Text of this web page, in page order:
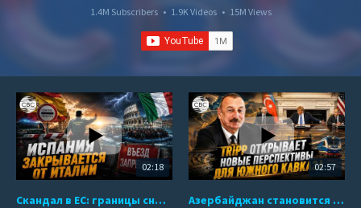
1.4M Subscribers • 1.9K Videos • 15M Views
02:18
Скандал в ЕС: границы снова под контролем
02:57
Азербайджан становится мостом между Востоком и Западом